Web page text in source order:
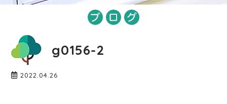
g0156-2
2022.04.26